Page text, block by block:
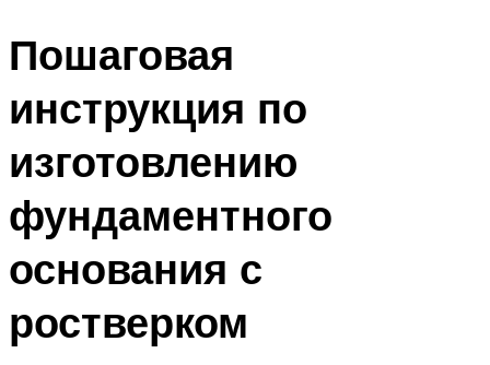
Пошаговая
инструкция по
изготовлению
фундаментного
основания с
ростверком